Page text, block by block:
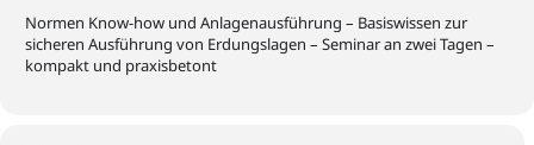
Normen Know-how und Anlagenausführung – Basiswissen zur
sicheren Ausführung von Erdungslagen – Seminar an zwei Tagen –
kompakt und praxisbetont